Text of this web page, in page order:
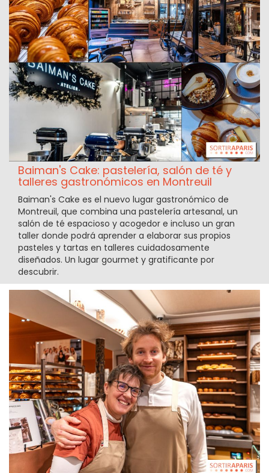
Baiman's Cake: pastelería, salón de té y
talleres gastronómicos en Montreuil
Baiman's Cake es el nuevo lugar gastronómico de
Montreuil, que combina una pastelería artesanal, un
salón de té espacioso y acogedor e incluso un gran
taller donde podrá aprender a elaborar sus propios
pasteles y tartas en talleres cuidadosamente
diseñados. Un lugar gourmet y gratificante por
descubrir.